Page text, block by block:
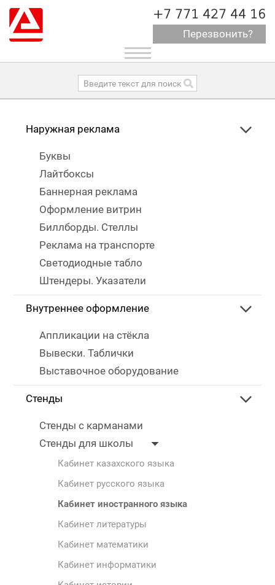
+7 771 427 44 16
Перезвонить?
Toggle
navigation
Наружная реклама
Буквы
Лайтбоксы
Баннерная реклама
Оформление витрин
Биллборды. Стеллы
Реклама на транспорте
Светодиодные табло
Штендеры. Указатели
Внутреннее оформление
Аппликации на стёкла
Вывески. Таблички
Выставочное оборудование
Стенды
Стенды с карманами
Стенды для школы
Кабинет казахского языка
Кабинет русского языка
Кабинет иностранного языка
Кабинет литературы
Кабинет математики
Кабинет информатики